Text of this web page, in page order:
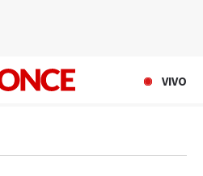
VIVO